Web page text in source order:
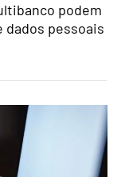
podem
dados pessoais